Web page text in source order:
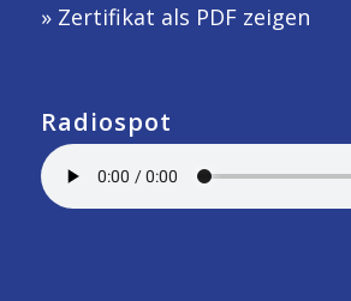
» Zertifikat als PDF zeigen
Radiospot